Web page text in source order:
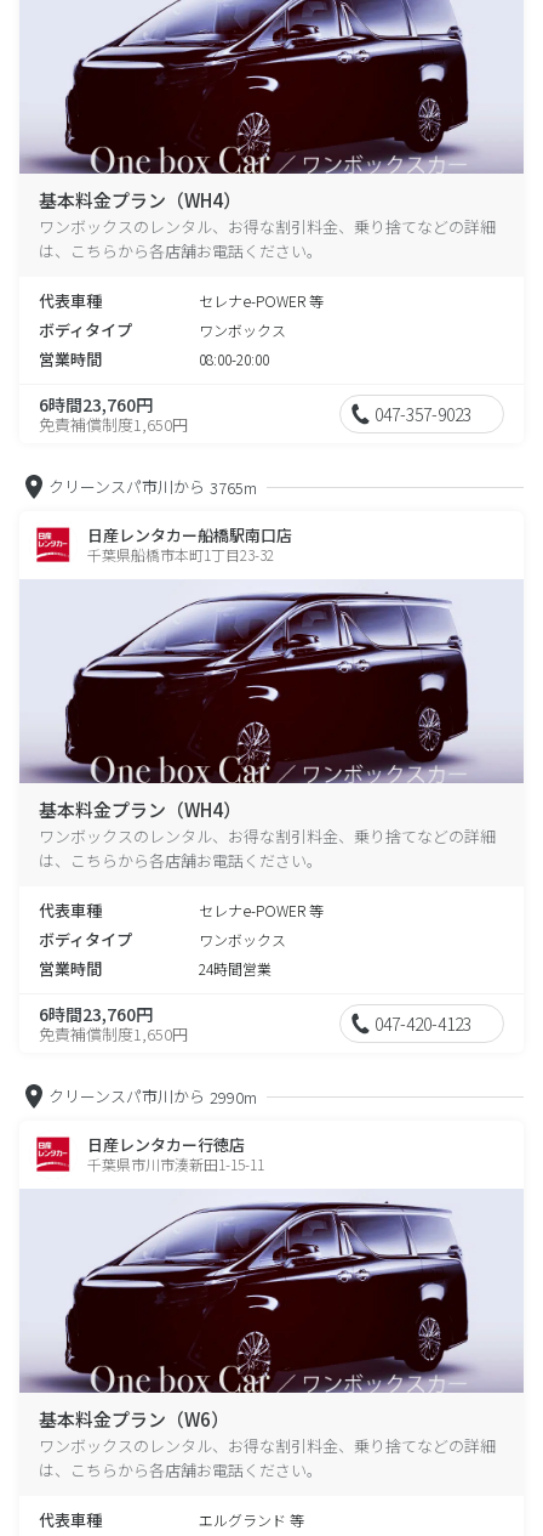
基本料金プラン（WH4）
ワンボックスのレンタル、お得な割引料金、乗り捨てなどの詳細
は、こちらから各店舗お電話ください。
代表車種 セレナe-POWER 等
ボディタイプ ワンボックス
営業時間 08:00-20:00
6時間23,760円
免責補償制度1,650円 047-357-9023
クリーンスパ市川から 3765m
日産レンタカー船橋駅南口店
千葉県船橋市本町1丁目23-32
基本料金プラン（WH4）
ワンボックスのレンタル、お得な割引料金、乗り捨てなどの詳細
は、こちらから各店舗お電話ください。
代表車種 セレナe-POWER 等
ボディタイプ ワンボックス
営業時間 24時間営業
6時間23,760円
免責補償制度1,650円 047-420-4123
クリーンスパ市川から 2990m
日産レンタカー行徳店
千葉県市川市湊新田1-15-11
基本料金プラン（W6）
ワンボックスのレンタル、お得な割引料金、乗り捨てなどの詳細
は、こちらから各店舗お電話ください。
代表車種 エルグランド 等